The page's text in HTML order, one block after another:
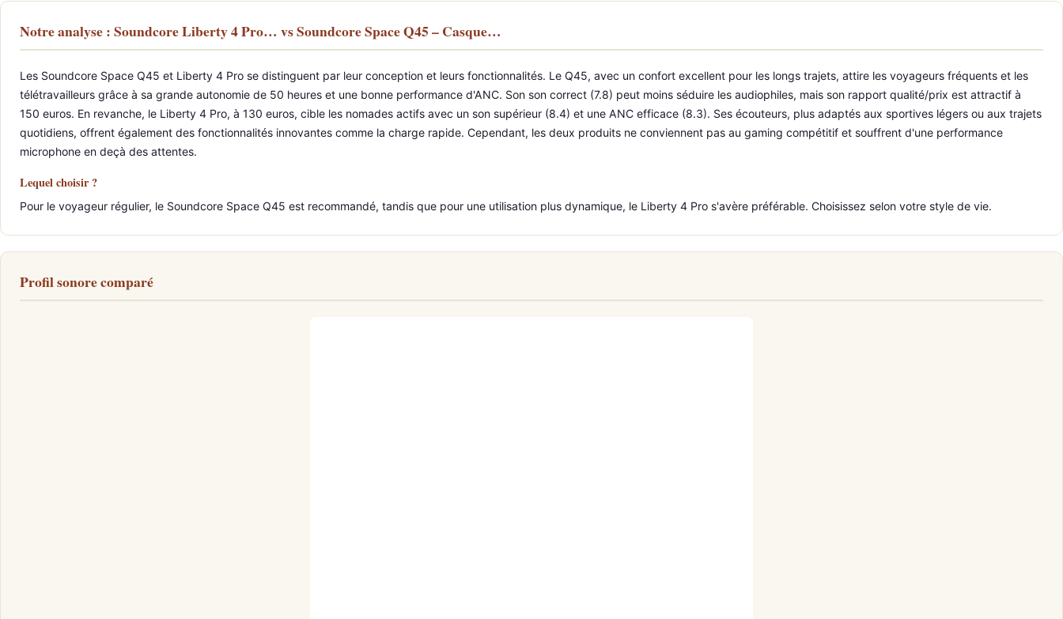
Notre analyse : Soundcore Liberty 4 Pro… vs Soundcore Space Q45 – Casque…
Les Soundcore Space Q45 et Liberty 4 Pro se distinguent par leur conception et leurs fonctionnalités. Le Q45, avec un confort excellent pour les longs trajets, attire les voyageurs fréquents et les
télétravailleurs grâce à sa grande autonomie de 50 heures et une bonne performance d'ANC. Son son correct (7.8) peut moins séduire les audiophiles, mais son rapport qualité/prix est attractif à
150 euros. En revanche, le Liberty 4 Pro, à 130 euros, cible les nomades actifs avec un son supérieur (8.4) et une ANC efficace (8.3). Ses écouteurs, plus adaptés aux sportives légers ou aux trajets
quotidiens, offrent également des fonctionnalités innovantes comme la charge rapide. Cependant, les deux produits ne conviennent pas au gaming compétitif et souffrent d'une performance
microphone en deçà des attentes.
Lequel choisir ?
Pour le voyageur régulier, le Soundcore Space Q45 est recommandé, tandis que pour une utilisation plus dynamique, le Liberty 4 Pro s'avère préférable. Choisissez selon votre style de vie.
Profil sonore comparé